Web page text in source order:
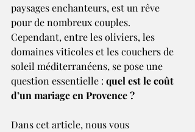
paysages enchanteurs, est un rêve
pour de nombreux couples.
Cependant, entre les oliviers, les
domaines viticoles et les couchers de
soleil méditerranéens, se pose une
question essentielle : quel est le coût
d’un mariage en Provence ?
Dans cet article, nous vous